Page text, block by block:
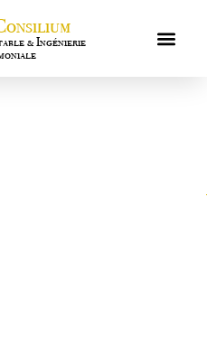
& Ingénierie